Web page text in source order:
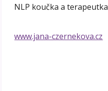
NLP koučka a terapeutka
www.jana-czernekova.cz